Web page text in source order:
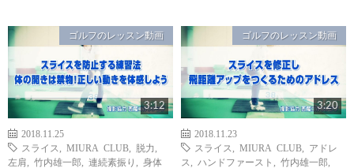
ゴルフのレッスン動画
3:12
2018.11.25
スライス
MIURA CLUB 脱力
左肩
竹内雄一郎 連続素振り
身体
ゴルフのレッスン動画
3:20
2018.11.23
スライス
MIURA CLUB
アドレ
ス
ハンドファースト 竹内雄一郎